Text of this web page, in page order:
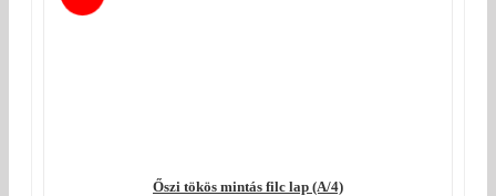
Őszi tökös mintás filc lap (A/4)